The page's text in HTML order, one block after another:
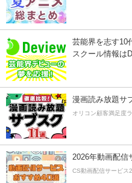
芸能界を志す10
スクール情報は
漫画読み放題サ
オリコン顧客満足度
2026年動画配信
CS動画配信サービス